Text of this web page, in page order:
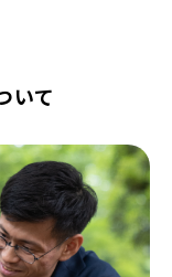
いて